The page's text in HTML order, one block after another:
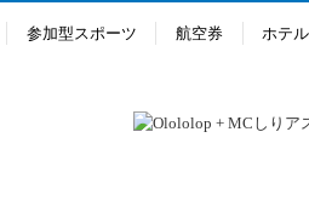
参加型スポーツ 航空券 ホテル